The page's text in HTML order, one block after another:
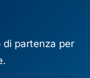
partenza per